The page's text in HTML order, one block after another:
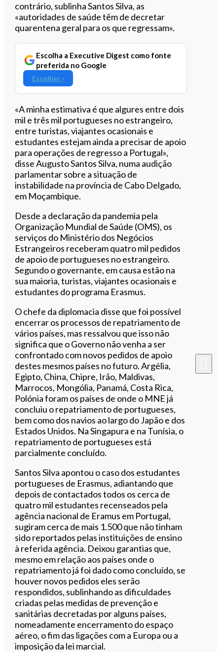
contrário, sublinha Santos Silva, as
«autoridades de saúde têm de decretar
quarentena geral para os que regressam».
Escolha a Executive Digest como fonte
preferida no Google
Escolher ›
«A minha estimativa é que algures entre dois
mil e três mil portugueses no estrangeiro,
entre turistas, viajantes ocasionais e
estudantes estejam ainda a precisar de apoio
para operações de regresso a Portugal»,
disse Augusto Santos Silva, numa audição
parlamentar sobre a situação de
instabilidade na província de Cabo Delgado,
em Moçambique.
Desde a declaração da pandemia pela
Organização Mundial de Saúde (OMS), os
serviços do Ministério dos Negócios
Estrangeiros receberam quatro mil pedidos
de apoio de portugueses no estrangeiro.
Segundo o governante, em causa estão na
sua maioria, turistas, viajantes ocasionais e
estudantes do programa Erasmus.
O chefe da diplomacia disse que foi possível
encerrar os processos de repatriamento de
vários países, mas ressalvou que isso não
significa que o Governo não venha a ser
confrontado com novos pedidos de apoio
destes mesmos países no futuro. Argélia,
Egipto, China, Chipre, Irão, Maldivas,
Marrocos, Mongólia, Panamá, Costa Rica,
Polónia foram os países de onde o MNE já
concluiu o repatriamento de portugueses,
bem como dos navios ao largo do Japão e dos
Estados Unidos. Na Singapura e na Tunísia, o
repatriamento de portugueses está
parcialmente concluído.
Santos Silva apontou o caso dos estudantes
portugueses de Erasmus, adiantando que
depois de contactados todos os cerca de
quatro mil estudantes recenseados pela
agência nacional de Eramus em Portugal,
sugiram cerca de mais 1.500 que não tinham
sido reportados pelas instituições de ensino
à referida agência. Deixou garantias que,
mesmo em relação aos países onde o
repatriamento já foi dado como concluído, se
houver novos pedidos eles serão
respondidos, sublinhando as dificuldades
criadas pelas medidas de prevenção e
sanitárias decretadas por alguns países,
nomeadamente encerramento do espaço
aéreo, o fim das ligações com a Europa ou a
imposição da lei marcial.